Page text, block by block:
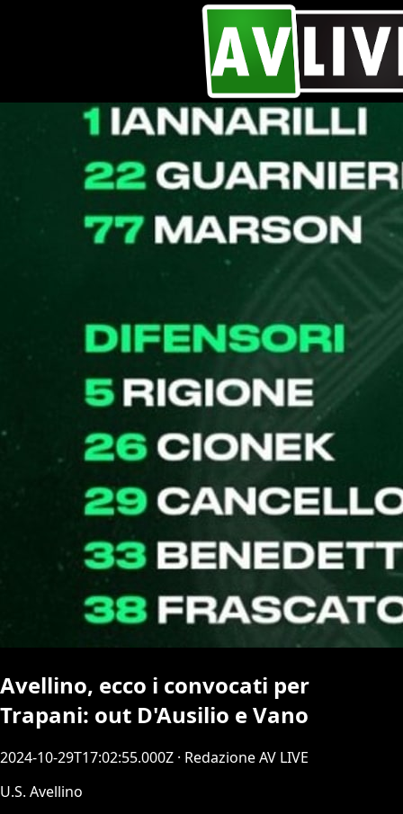
Avellino, ecco i convocati per
Trapani: out D'Ausilio e Vano
2024-10-29T17:02:55.000Z · Redazione AV LIVE
U.S. Avellino